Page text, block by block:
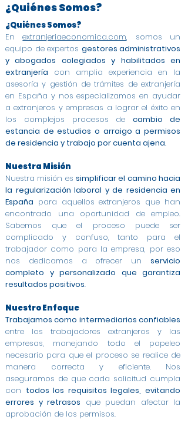
¿Quiénes Somos?
¿Quiénes Somos?
Enextranjeriaeconomica.com, somos un
equipo de expertos gestores administrativos
y abogados colegiados y habilitados en
extranjería con amplia experiencia en la
asesoría y gestión de trámites de extranjería
en España y nos especializamos en ayudar
a extranjeros y empresas a lograr el éxito en
los complejos procesos decambio de
estancia de estudios o arraigo a permisos
de residencia y trabajo por cuenta ajena.
Nuestra Misión
Nuestra misión es simplificar el camino hacia
la regularización laboral y de residencia en
España para aquellos extranjeros que han
encontrado una oportunidad de empleo.
Sabemos que el proceso puede ser
complicado y confuso, tanto para el
trabajador como para la empresa, por eso
nos dedicamos a ofrecer un servicio
completo y personalizado que garantiza
resultados positivos.
Nuestro Enfoque
Trabajamos como intermediarios confiables
entre los trabajadores extranjeros y las
empresas, manejando todo el papeleo
necesario para que el proceso se realice de
manera correcta y eficiente. Nos
aseguramos de que cada solicitud cumpla
con todos los requisitos legales, evitando
errores y retrasos que puedan afectar la
aprobación de los permisos.